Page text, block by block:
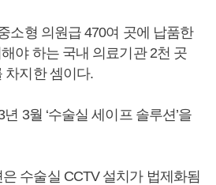
소형 의원급 470여 곳에 납품한
야 하는 국내 의료기관 2천 곳
차지한 셈이다.
3월 ‘수술실 세이프 솔루션’을
수술실 CCTV 설치가 법제화됨